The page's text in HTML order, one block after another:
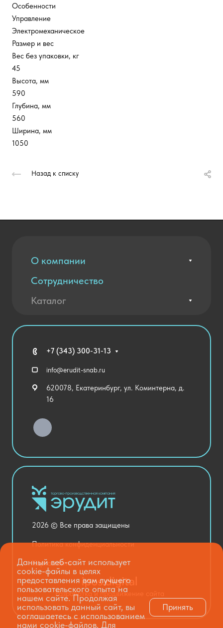
Особенности
Управление
Электромеханическое
Размер и вес
Вес без упаковки, кг
45
Высота, мм
590
Глубина, мм
560
Ширина, мм
1050
Назад к списку
О компании
Вакансии
Контакты
Благодарственные письма
Сотрудничество
Оплата и доставка
Каталог
Технические средства обучения
Спортивный зал
Уличное оборудование
Хозяйственные Товары
Столовая и пищеблок
Оснащение кабинетов
Медицинский кабинет
Национальные проекты
+7 (343) 300-31-13
info@erudit-snab.ru
620078, Екатеринбург, ул. Коминтерна, д.
16
2026 © Все права защищены
Политика конфиденциальности
Карта сайта
Разработка и продвижение сайта
Данный веб-сайт использует
cookie-файлы в целях
предоставления вам лучшего
пользовательского опыта на
нашем сайте. Продолжая
использовать данный сайт, вы
соглашаетесь с использованием
нами cookie-файлов. Для
Принять